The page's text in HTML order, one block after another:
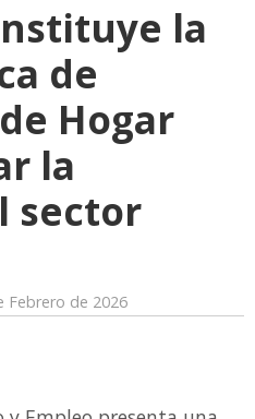
la
de
Hogar
la
sector
Febrero de 2026